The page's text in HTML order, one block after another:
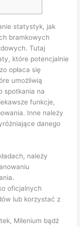
statystyk, jak
bramkowych
Tutaj
które potencjalnie
opłaca się
umożliwią
spotkania na
funkcje,
Inne należy
danego
należy
oficjalnych
lub korzystać z
Milenium bądź